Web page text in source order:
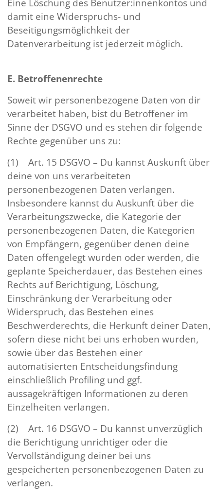
Eine Löschung des Benutzer:innenkontos und
damit eine Widerspruchs- und
Beseitigungsmöglichkeit der
Datenverarbeitung ist jederzeit möglich.
E. Betroffenenrechte
Soweit wir personenbezogene Daten von dir
verarbeitet haben, bist du Betroffener im
Sinne der DSGVO und es stehen dir folgende
Rechte gegenüber uns zu:
(1) Art. 15 DSGVO – Du kannst Auskunft über
deine von uns verarbeiteten
personenbezogenen Daten verlangen.
Insbesondere kannst du Auskunft über die
Verarbeitungszwecke, die Kategorie der
personenbezogenen Daten, die Kategorien
von Empfängern, gegenüber denen deine
Daten offengelegt wurden oder werden, die
geplante Speicherdauer, das Bestehen eines
Rechts auf Berichtigung, Löschung,
Einschränkung der Verarbeitung oder
Widerspruch, das Bestehen eines
Beschwerderechts, die Herkunft deiner Daten,
sofern diese nicht bei uns erhoben wurden,
sowie über das Bestehen einer
automatisierten Entscheidungsfindung
einschließlich Profiling und ggf.
aussagekräftigen Informationen zu deren
Einzelheiten verlangen.
(2) Art. 16 DSGVO – Du kannst unverzüglich
die Berichtigung unrichtiger oder die
Vervollständigung deiner bei uns
gespeicherten personenbezogenen Daten zu
verlangen.